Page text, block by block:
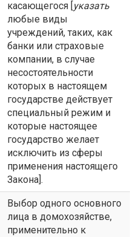
касающегося [указать
любые виды
учреждений, таких, как
банки или страховые
компании, в случае
несостоятельности
которых в настоящем
государстве действует
специальный режим и
которые настоящее
государство желает
исключить из сферы
применения настоящего
Закона].
Выбор одного основного
лица в домохозяйстве,
применительно к